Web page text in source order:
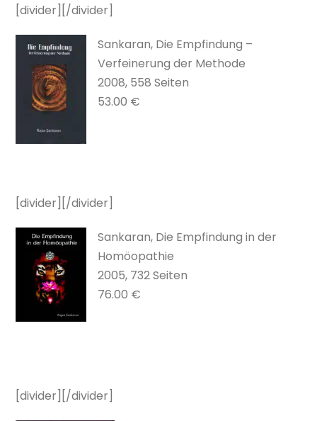
[divider][/divider]
Sankaran, Die Empfindung –
Verfeinerung der Methode
2008, 558 Seiten
53.00 €
[divider][/divider]
Sankaran, Die Empfindung in der
Homöopathie
2005, 732 Seiten
76.00 €
[divider][/divider]